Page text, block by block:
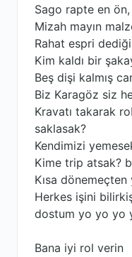
Sago rapte en ön,
Mizah mayın
Rahat espri
Kim kaldı bir
Beş dişi kalmış
Biz Karagöz siz
Kravatı takarak
saklasak?
Kendimizi
Kime trip atsak?
Kısa
Herkes işini
dostum yo yo yo
Bana iyi rol verin